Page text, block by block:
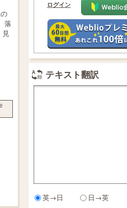
落
見
ログイン
テキスト翻訳
英→日 日→英